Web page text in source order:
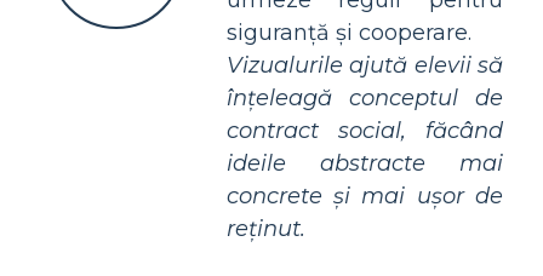
siguranță și cooperare.
Vizualurile ajută elevii să
înțeleagă conceptul de
contract social, făcând
ideile abstracte mai
concrete și mai ușor de
reținut.